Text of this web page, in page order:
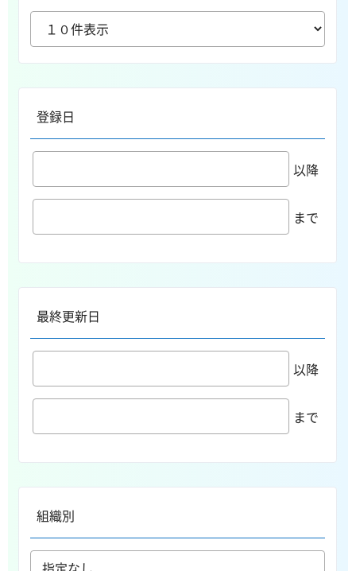
登録日
以降
まで
最終更新日
以降
まで
組織別